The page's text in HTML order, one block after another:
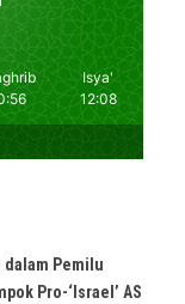
Pemilu
Pro-‘Israel’ AS